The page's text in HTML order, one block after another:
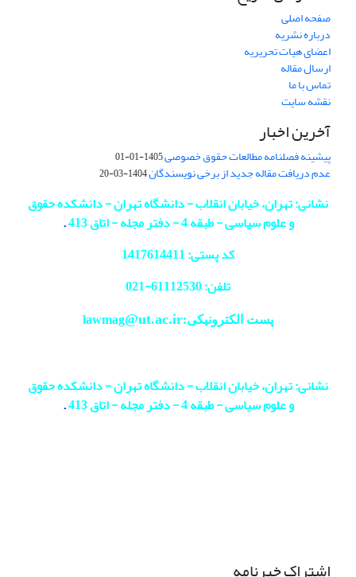
صفحه اصلی
درباره نشریه
اعضای هیات تحریریه
ارسال مقاله
تماس با ما
نقشه سایت
آخرین اخبار
پیشینه فصلنامه مطالعات حقوق خصوصی1405-01-01
عدم دریافت مقاله جدید از برخی نویسندگان1404-03-20
نشانی: تهران، خیابان انقلاب - دانشگاه تهران - دانشکده حقوق
و علوم سیاسی - طبقه 4 - دفتر مجله - اتاق 413
.
کد پستی: 1417614411
تلفن: 61112530-
021
پست الکترونیکی:lawmag@ut.ac.ir
نشانی: تهران، خیابان انقلاب - دانشگاه تهران - دانشکده حقوق
و علوم سیاسی - طبقه 4 - دفتر مجله - اتاق 413
.